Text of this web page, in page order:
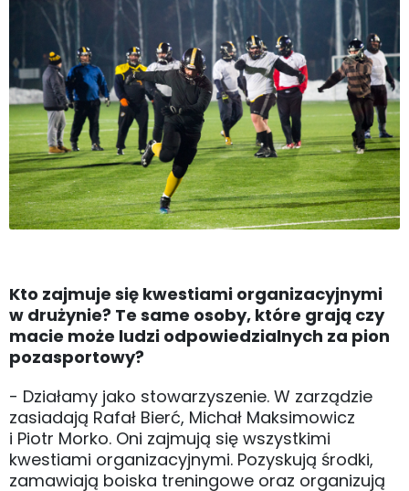
Kto zajmuje się kwestiami organizacyjnymi
w drużynie? Te same osoby, które grają czy
macie może ludzi odpowiedzialnych za pion
pozasportowy?
- Działamy jako stowarzyszenie. W zarządzie
zasiadają Rafał Bierć, Michał Maksimowicz
i Piotr Morko. Oni zajmują się wszystkimi
kwestiami organizacyjnymi. Pozyskują środki,
zamawiają boiska treningowe oraz organizują